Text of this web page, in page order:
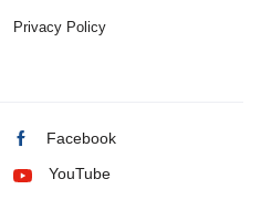
Privacy Policy
Facebook
YouTube